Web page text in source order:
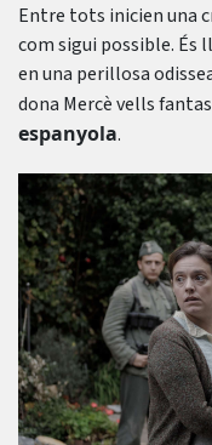
Entre tots inicien una
com sigui possible. És
en una perillosa
dona Mercè vells
espanyola.